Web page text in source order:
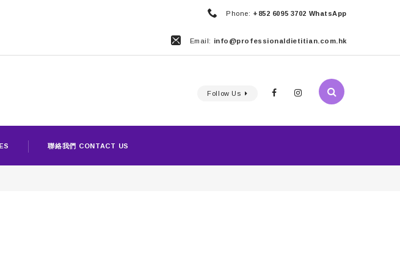
Phone: +852 6095 3702 WhatsApp
Email: info@professionaldietitian.com.hk
Follow Us
聯絡我們 CONTACT US